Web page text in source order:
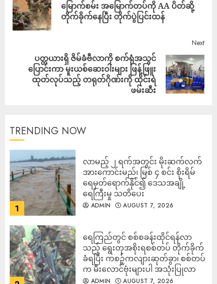
မြောက်စမ်း အမြောက်တပ်ကို AA ပိတ်ဆို့
တိုက်ခိုက်နေပြီး တိုက်ပွဲပြင်းထန်
Next
ပတ္တယားရှိ ဇိမ်ခံဗီလာကို စက်ရုံအသွင်
ပြောင်းကာ မူးယစ်ဆေးဝါးများ ဖြန့်ဖြူး
ထုတ်လုပ်သည့် တရုတ်ဂိုဏ်းကို ထိုင်းရဲ
ဖမ်းဆီး
TRENDING NOW
1
လာမည့် ၂ ရက်အတွင်း မိုးဆက်လက်
အားကောင်းမည်၊ မြစ် ၄ စင်း စိုးရိမ်
ရေမှတ်ရောက်နိုင်၍ ဒေသအချို့
ရေကြီးမှု သတိပေး
ADMIN AUGUST 7, 2026
ရေကြည်တွင် စစ်စခန်းထိုင်ရန်လာ
သည့် ရွေးတုအစိုးရစစ်တပ် တိုက်ခိုက်
ခံရပြီး ကစဉ့်ကလျားဆုတ်ခွာ၊ စစ်တပ်
က မီးလောင်ဗုံးများပါ အသုံးပြုလာ
ADMIN AUGUST 7, 2026